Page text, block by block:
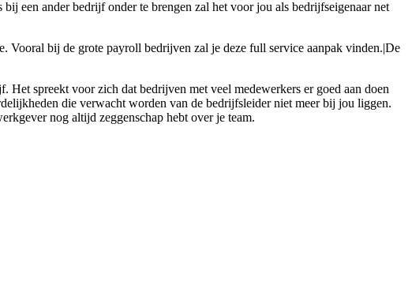
een ander bedrijf onder te brengen zal het voor jou als bedrijfseigenaar net
Vooral bij de grote payroll bedrijven zal je deze full service aanpak vinden.|De
spreekt voor zich dat bedrijven met veel medewerkers er goed aan doen
die verwacht worden van de bedrijfsleider niet meer bij jou liggen.
nog altijd zeggenschap hebt over je team.